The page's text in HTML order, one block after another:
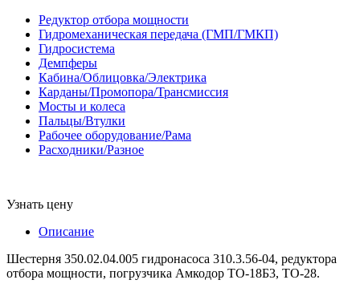
Редуктор отбора мощности
Гидромеханическая передача (ГМП/ГМКП)
Гидросистема
Демпферы
Кабина/Облицовка/Электрика
Карданы/Промопора/Трансмиссия
Мосты и колеса
Пальцы/Втулки
Рабочее оборудование/Рама
Расходники/Разное
Узнать цену
Описание
Шестерня 350.02.04.005 гидронасоса 310.3.56-04, редуктора
отбора мощности, погрузчика Амкодор ТО-18Б3, ТО-28.